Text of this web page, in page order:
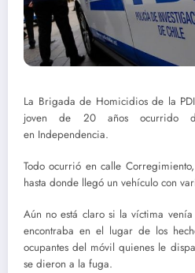
La Brigada de Homicidios de la
joven de 20 años ocurrido
en Independencia.
Todo ocurrió en calle
hasta donde llegó un vehículo con
Aún no está claro si la víctima
encontraba en el lugar de los
ocupantes del móvil quienes le
se dieron a la fuga.